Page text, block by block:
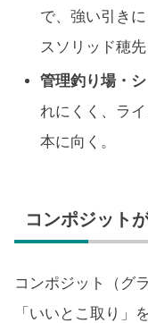
で、強い引き
スソリッド穂先
管理釣り場・
れにくく、ラ
本に向く。
コンポジット
コンポジット（グ
「いいとこ取り」